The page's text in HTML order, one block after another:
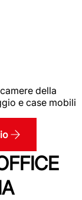
della
e case mobili